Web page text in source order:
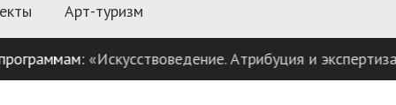
Арт-туризм
«Искусствоведение. Атрибуция и экспертиза